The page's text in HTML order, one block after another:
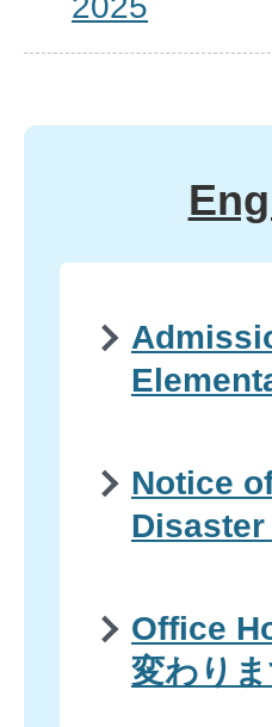
Notice
Office
変わり